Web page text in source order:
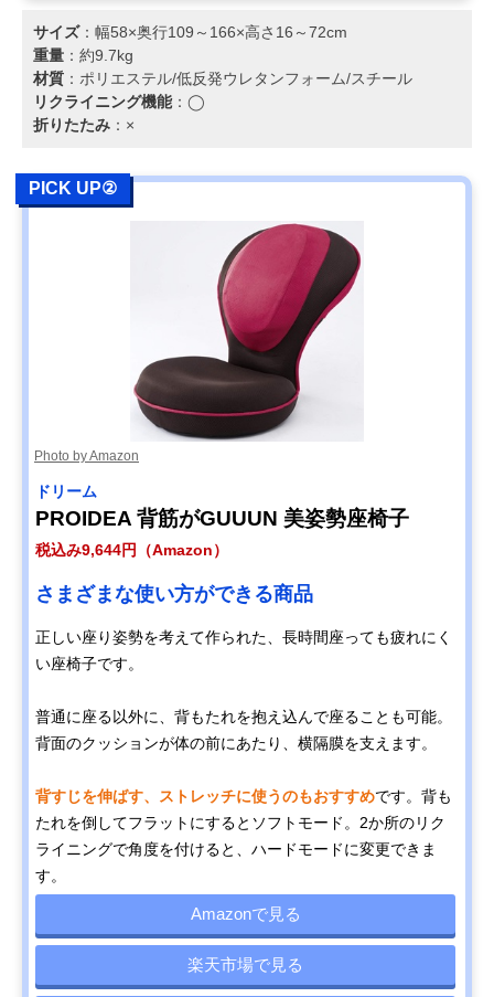
サイズ：幅58×奥行109～166×高さ16～72cm
重量 ：約9.7kg
材質 ：ポリエステル/低反発ウレタンフォーム/スチール
リクライニング機能：◯
折りたたみ ：×
PICK UP②
Photo by Amazon
‎ドリーム
PROIDEA 背筋がGUUUN 美姿勢座椅子
税込み9,644円（Amazon）
さまざまな使い方ができる商品
正しい座り姿勢を考えて作られた、長時間座っても疲れにく
い座椅子です。
普通に座る以外に、背もたれを抱え込んで座ることも可能。
背面のクッションが体の前にあたり、横隔膜を支えます。
背すじを伸ばす、ストレッチに使うのもおすすめです。背も
たれを倒してフラットにするとソフトモード。2か所のリク
ライニングで角度を付けると、ハードモードに変更できま
す。
Amazonで見る
楽天市場で見る